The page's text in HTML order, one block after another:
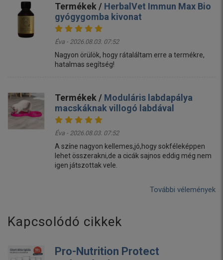
Termékek / HerbalVet Immun Max Bio
gyógygomba kivonat
Éva - 2026.08.03. 07:52
Nagyon örülök, hogy rátaláltam erre a termékre,
hatalmas segítség!
Termékek / Moduláris labdapálya
macskáknak villogó labdával
Éva - 2026.08.03. 07:52
A színe nagyon kellemes,jó,hogy sokféleképpen
lehet összerakni,de a cicák sajnos eddig még nem
igen játszottak vele.
További vélemények
Kapcsolódó cikkek
Pro-Nutrition Protect